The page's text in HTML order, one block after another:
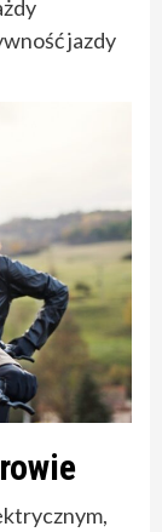
jazdy